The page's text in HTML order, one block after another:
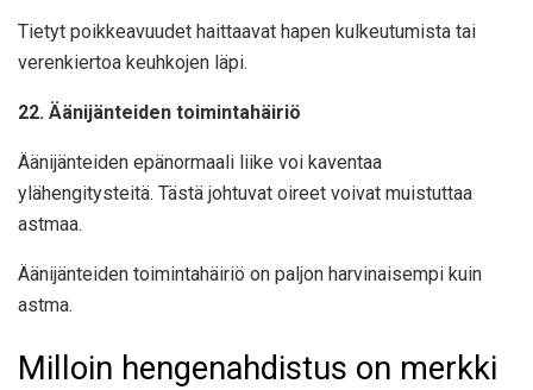
Tietyt poikkeavuudet haittaavat hapen kulkeutumista tai
verenkiertoa keuhkojen läpi.
22. Äänijänteiden toimintahäiriö
Äänijänteiden epänormaali liike voi kaventaa
ylähengitysteitä. Tästä johtuvat oireet voivat muistuttaa
astmaa.
Äänijänteiden toimintahäiriö on paljon harvinaisempi kuin
astma.
Milloin hengenahdistus on merkki